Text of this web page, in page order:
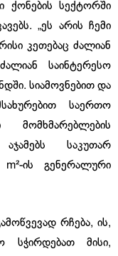
ქონების სექტორში
„ეს არის ჩემი
კეთებაც ძალიან
საინტერესო
სიამოვნებით და
საერთო
საკუთარ
ის გენერალური
რჩება, ის,
სჭირდებათ მისი,